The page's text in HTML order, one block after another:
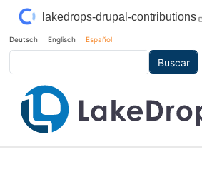
Pasar al contenido principal
lakedrops-drupal-contributions
Deutsch Englisch Español